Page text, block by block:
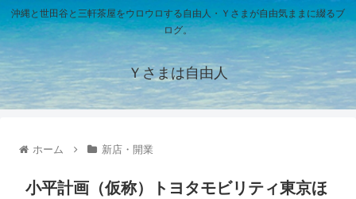
沖縄と世田谷と三軒茶屋をウロウロする自由人・Ｙさまが自由気ままに綴るブ
ログ。
Ｙさまは自由人
ホーム 新店・開業
小平計画（仮称）トヨタモビリティ東京ほ